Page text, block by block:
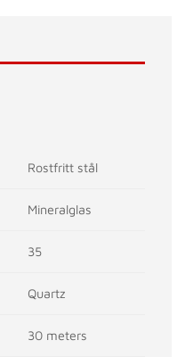
Rostfritt stål
Mineralglas
35
Quartz
30 meters